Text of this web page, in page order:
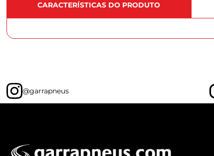
CARACTERÍSTICAS DO PRODUTO
@garrapneus